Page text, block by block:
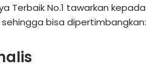
Terbaik No.1 tawarkan kepada
bisa dipertimbangkan: